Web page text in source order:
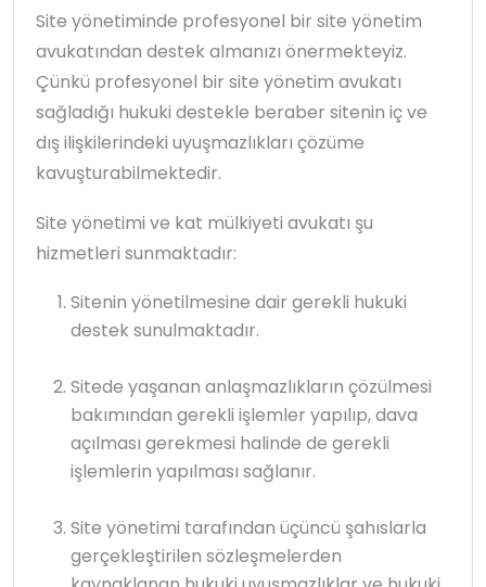
Site yönetiminde profesyonel bir site yönetim
avukatından destek almanızı önermekteyiz.
Çünkü profesyonel bir site yönetim avukatı
sağladığı hukuki destekle beraber sitenin iç ve
dış ilişkilerindeki uyuşmazlıkları çözüme
kavuşturabilmektedir.
Site yönetimi ve kat mülkiyeti avukatı şu
hizmetleri sunmaktadır:
Sitenin yönetilmesine dair gerekli hukuki
destek sunulmaktadır.
Sitede yaşanan anlaşmazlıkların çözülmesi
bakımından gerekli işlemler yapılıp, dava
açılması gerekmesi halinde de gerekli
işlemlerin yapılması sağlanır.
Site yönetimi tarafından üçüncü şahıslarla
gerçekleştirilen sözleşmelerden